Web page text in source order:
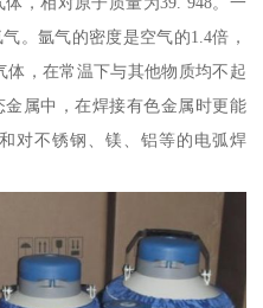
。氩气的密度是空气的1.4倍，
体，在常温下与其他物质均不起
属中，在焊接有色金属时更能
对不锈钢、镁、铝等的电弧焊